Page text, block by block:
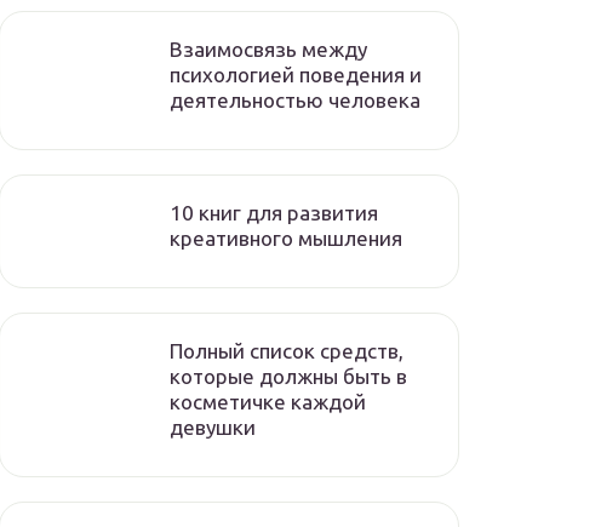
Взаимосвязь между
психологией поведения и
деятельностью человека
10 книг для развития
креативного мышления
Полный список средств,
которые должны быть в
косметичке каждой
девушки